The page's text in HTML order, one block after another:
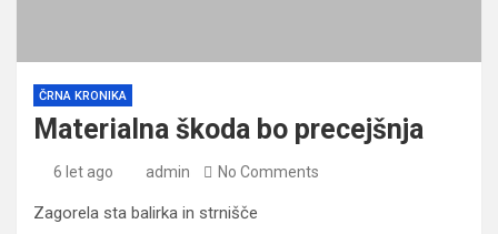
ČRNA KRONIKA
Materialna škoda bo precejšnja
6 let ago admin No Comments
Zagorela sta balirka in strnišče